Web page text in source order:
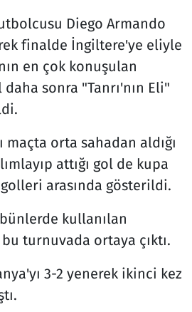
Diego Armando
finalde İngiltere'ye eliyle
en çok konuşulan
sonra "Tanrı'nın Eli"
maçta orta sahadan aldığı
attığı gol de kupa
arasında gösterildi.
kullanılan
bu turnuvada ortaya çıktı.
3-2 yenerek ikinci kez